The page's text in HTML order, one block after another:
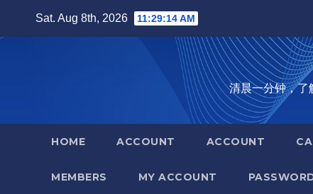
Sat. Aug 8th, 2026 11:29:14 AM
清晨一分钟，了
HOME ACCOUNT ACCOUNT
MEMBERS MY ACCOUNT